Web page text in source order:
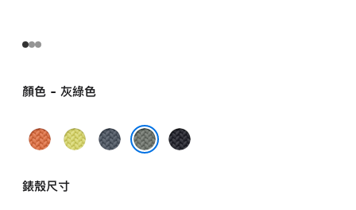
顏色 - 灰綠色
薑
色
霓
黃
錨
午
錶殼尺寸